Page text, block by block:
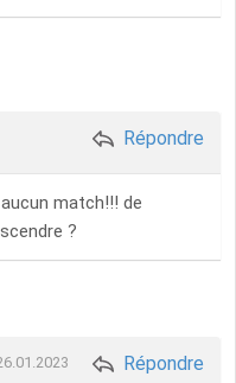
Répondre
match!!! de
?
Répondre